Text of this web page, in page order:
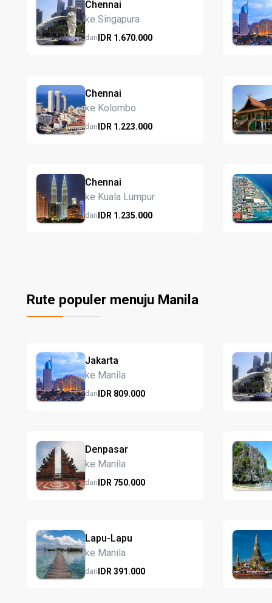
Chennai
ke Singapura
dariIDR 1.670.000
Chennai
ke Kolombo
dariIDR 1.223.000
Chennai
ke Kuala Lumpur
dariIDR 1.235.000
Rute populer menuju Manila
Jakarta
ke Manila
dariIDR 809.000
Denpasar
ke Manila
dariIDR 750.000
Lapu-Lapu
ke Manila
dariIDR 391.000